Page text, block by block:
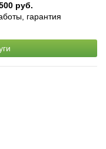
руб.
гарантия